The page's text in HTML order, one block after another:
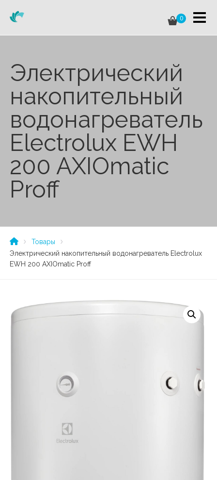
0
Электрический
накопительный
водонагреватель
Electrolux EWH
200 AXIOmatic
Proff
Товары
Электрический накопительный водонагреватель Electrolux
EWH 200 AXIOmatic Proff